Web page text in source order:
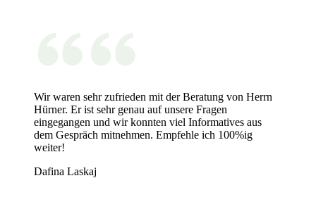
Wir waren sehr zufrieden mit der Beratung von Herrn
Hürner. Er ist sehr genau auf unsere Fragen
eingegangen und wir konnten viel Informatives aus
dem Gespräch mitnehmen. Empfehle ich 100%ig
weiter!
Dafina Laskaj